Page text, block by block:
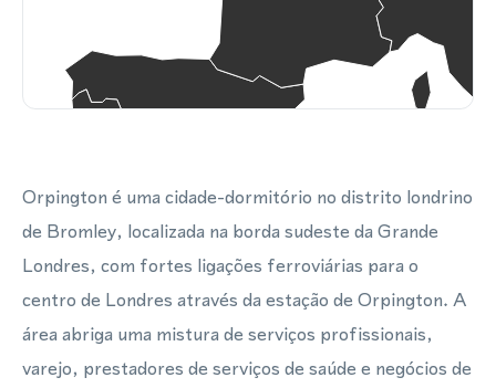
Orpington é uma cidade-dormitório no distrito londrino
de Bromley, localizada na borda sudeste da Grande
Londres, com fortes ligações ferroviárias para o
centro de Londres através da estação de Orpington. A
área abriga uma mistura de serviços profissionais,
varejo, prestadores de serviços de saúde e negócios de